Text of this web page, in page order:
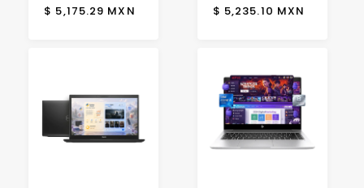
Precio
$ 5,175.29 MXN
Precio
$ 5,235.10 MXN